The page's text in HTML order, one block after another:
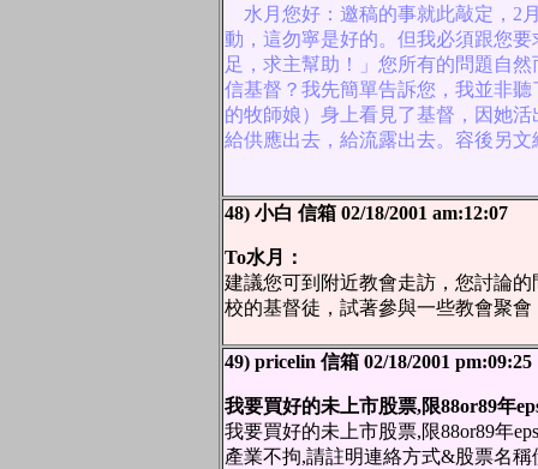
水月您好：邀稿的事就此敲定，2
動，這勿寧是好的。但我必須跟您
足，求主幫助！」您所有的問題自
信基督？我先簡單告訴您，我並非
的牧師娘）身上看見了基督，因她
給供應出去，給流露出去。容後另
48) 小白 信箱 02/18/2001 am:12:07
To水月：
建議您可到附近教會走訪，您討論
校的基督徒，試著參與一些教會聚
49) pricelin 信箱 02/18/2001 pm:09:25
我要買好的未上市股票,限88or89年
我要買好的未上市股票,限88or89年
產業不拘,請註明連絡方式&股票名稱